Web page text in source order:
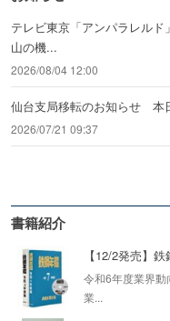
テレビ東京「アンパラレル
山の機...
2026/08/04 12:00
仙台支局移転のお知らせ 本
2026/07/21 09:37
書籍紹介
【12/2発売】
令和6年度業界
業...